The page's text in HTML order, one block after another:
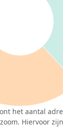
het aantal
Hiervoor